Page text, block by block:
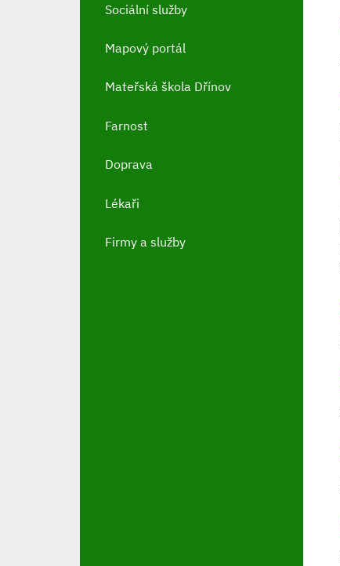
Sociální služby
Mapový portál
Mateřská škola Dřínov
Farnost
Doprava
Lékaři
Firmy a služby